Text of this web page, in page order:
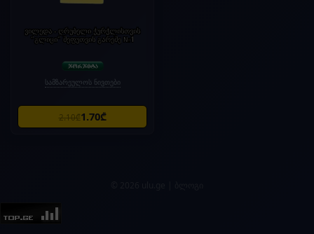
ვილედა - ღრუბელი ჭურჭლისთვის
"გლიცი" შეფუთვის გარეშე №1
სამზარეულოს ნივთები
2.10₾1.70₾